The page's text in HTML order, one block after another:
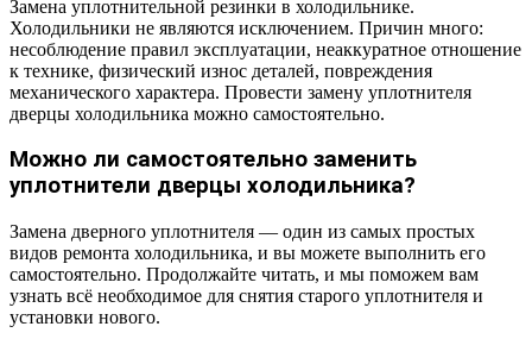
Замена уплотнительной резинки в холодильнике.
Холодильники не являются исключением. Причин много:
несоблюдение правил эксплуатации, неаккуратное отношение
к технике, физический износ деталей, повреждения
механического характера. Провести замену уплотнителя
дверцы холодильника можно самостоятельно.
Можно ли самостоятельно заменить
уплотнители дверцы холодильника?
Замена дверного уплотнителя — один из самых простых
видов ремонта холодильника, и вы можете выполнить его
самостоятельно. Продолжайте читать, и мы поможем вам
узнать всё необходимое для снятия старого уплотнителя и
установки нового.